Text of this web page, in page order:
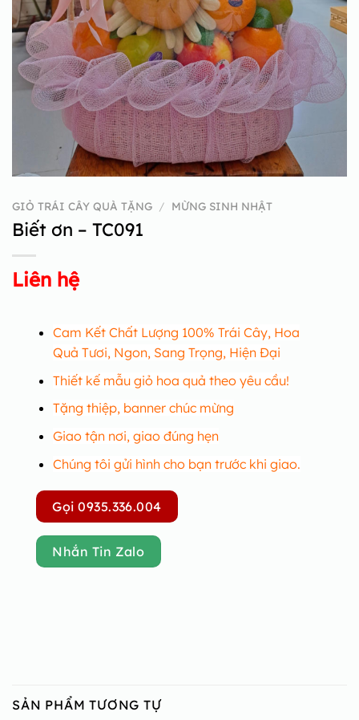
GIỎ TRÁI CÂY QUÀ TẶNG / MỪNG SINH NHẬT
Biết ơn – TC091
Liên hệ
Cam Kết Chất Lượng 100% Trái Cây, Hoa
Quả Tươi, Ngon, Sang Trọng, Hiện Đại
Thiết kế mẫu giỏ hoa quả theo yêu cầu!
Tặng thiệp, banner chúc mừng
Giao tận nơi, giao đúng hẹn
Chúng tôi gửi hình cho bạn trước khi giao.
Gọi 0935.336.004
Nhắn Tin Zalo
SẢN PHẨM TƯƠNG TỰ